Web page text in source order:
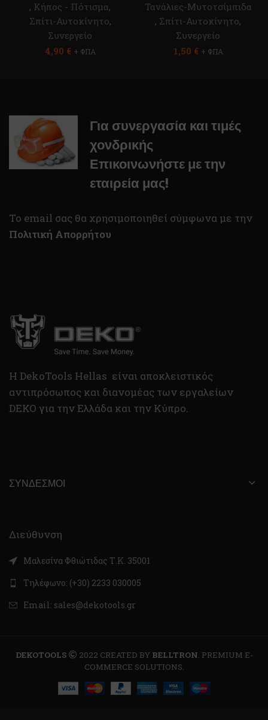
, Κήπος - Πότισμα,
Σπίτι-Αυτοκίνητο,
Συνεργείο
4,90 € + ΦΠΑ
Τανάλιες-Μυτοτσίμπιδα
, Σπίτι-Αυτοκίνητο,
Συνεργείο
1,50 € + ΦΠΑ
Για συνεργασία και τιμές
χονδρικής
Επικοινωνήστε με την
εταιρεία μας!
To email σας θα χρησιμοποιηθεί σύμφωνα με την
Πολιτική Απορρήτου
H DekoTools Hellas είναι αποκλειστικός
αντιπρόσωπος και διανομέας των εργαλείων
DEKO για την Ελλάδα και την Κύπρο.
ΣΎΝΔΕΣΜΟΙ
Διεύθυνση
Μαλεσίνα Φθιώτιδας Τ.Κ. 35001
Τηλέφωνο: (+30) 2233 030005
Email: sales@dekotools.gr
DEKOTOOLS 2022 CREATED BY BELLTRON. PREMIUM E-
COMMERCE SOLUTIONS.